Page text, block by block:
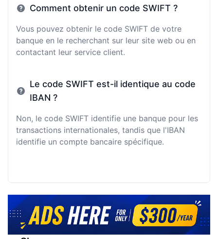
Comment obtenir un code SWIFT ?
Vous pouvez obtenir le code SWIFT de votre
banque en le recherchant sur leur site web ou en
contactant leur service client.
Le code SWIFT est-il identique au code
IBAN ?
Non, le code SWIFT identifie une banque pour les
transactions internationales, tandis que l'IBAN
identifie un compte bancaire spécifique.